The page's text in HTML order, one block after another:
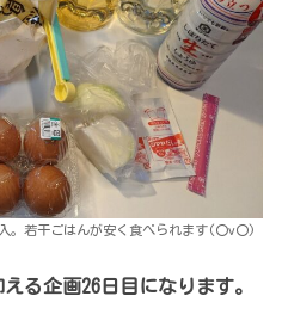
。若干ごはんが安く食べられます(〇v〇)
る企画26日目になります。